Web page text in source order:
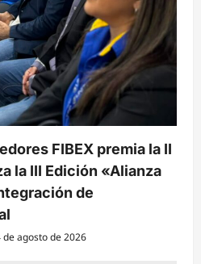
FIBEX premia la II
la III Edición «Alianza
de
de agosto de 2026